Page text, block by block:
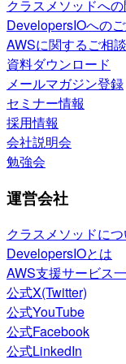
クラスメソッドへ
DevelopersIOへの
AWSに関するご相談
資料ダウンロード
メールマガジン登録
セミナー情報
採用情報
会社説明会
勉強会
運営会社
クラスメソッドに
DevelopersIOとは
AWS支援サービス
公式X(Twitter)
公式YouTube
公式Facebook
公式LinkedIn